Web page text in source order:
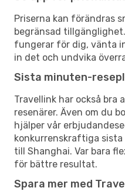
Priserna kan förändras
begränsad
fungerar för dig, vänta
in det och undvika
Sista minuten-
Travellink har också bra
resenärer. Även om du
hjälper vår
konkurrenskraftiga
till Shanghai. Var bara
för bättre resultat.
Spara mer med